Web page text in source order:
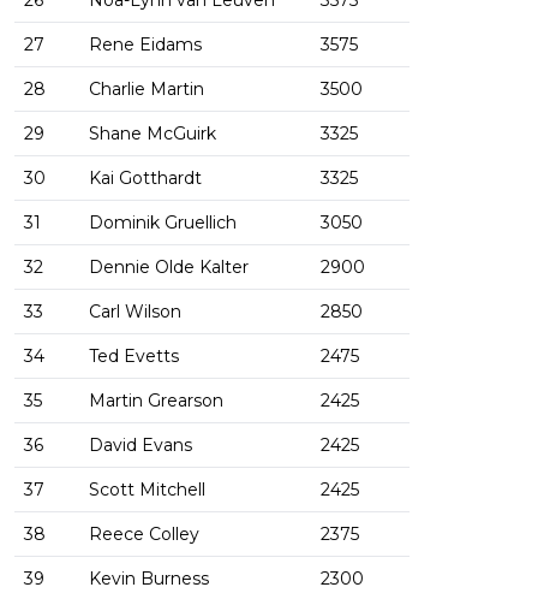
27 Rene Eidams 3575
28 Charlie Martin 3500
29 Shane McGuirk 3325
30 Kai Gotthardt 3325
31 Dominik Gruellich 3050
32 Dennie Olde Kalter 2900
33 Carl Wilson 2850
34 Ted Evetts 2475
35 Martin Grearson 2425
36 David Evans 2425
37 Scott Mitchell 2425
38 Reece Colley 2375
39 Kevin Burness 2300